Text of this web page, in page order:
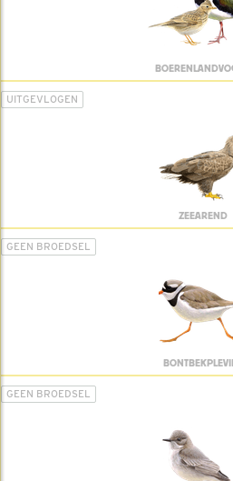
UITGEVLOGEN
ZEEAREND
GEEN BROEDSEL
GEEN BROEDSEL